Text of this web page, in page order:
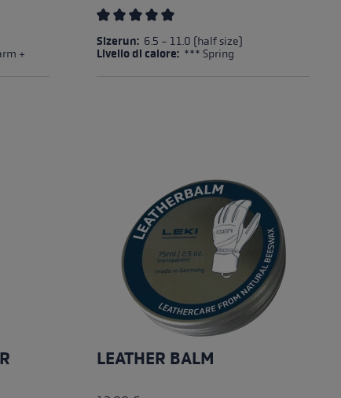
+
Valutazione media di 5 su 5 stelle
Sizerun: 6.5 - 11.0 (half size)
Livello di calore: *** Spring
LEATHER BALM